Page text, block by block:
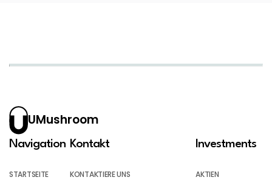
UMushroom
Navigation
STARTSEITE
Kontakt
KONTAKTIERE UNS
Investments
AKTIEN